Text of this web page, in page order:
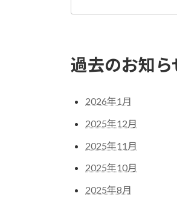
過去のお知ら
2026年1月
2025年12月
2025年11月
2025年10月
2025年8月